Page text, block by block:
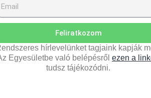
Feliratkozom
hírlevelünket tagjaink kapják
Egyesületbe való belépésről ezen a
tudsz tájékozódni.